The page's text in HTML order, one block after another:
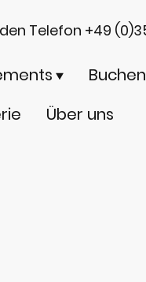
Telefon +49
Buchen
Über uns